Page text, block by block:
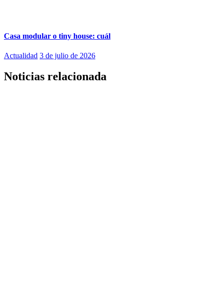
Casa modular o tiny house: cuál
Actualidad 3 de julio de 2026
Noticias relacionada